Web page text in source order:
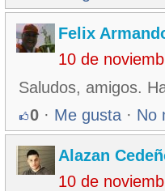
Felix
10 de
Saludos, amigos.
0 · Me gusta · No
Alazan
10 de